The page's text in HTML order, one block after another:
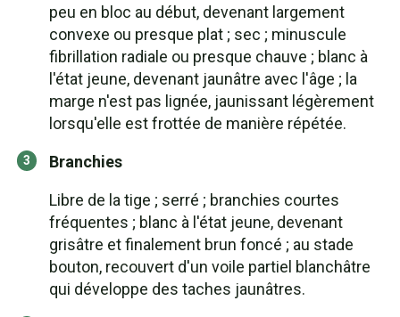
peu en bloc au début, devenant largement
convexe ou presque plat ; sec ; minuscule
fibrillation radiale ou presque chauve ; blanc à
l'état jeune, devenant jaunâtre avec l'âge ; la
marge n'est pas lignée, jaunissant légèrement
lorsqu'elle est frottée de manière répétée.
Branchies
Libre de la tige ; serré ; branchies courtes
fréquentes ; blanc à l'état jeune, devenant
grisâtre et finalement brun foncé ; au stade
bouton, recouvert d'un voile partiel blanchâtre
qui développe des taches jaunâtres.